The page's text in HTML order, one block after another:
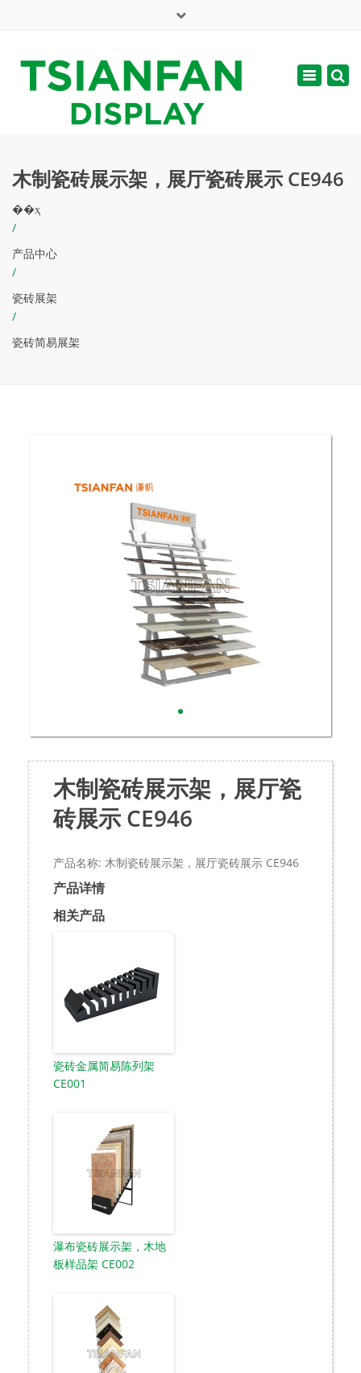
周一 - 周六: 7:00 - 17:00
Toggle
木制瓷砖展示架，展厅瓷砖展示 CE946
��ҳ
/
产品中心
/
瓷砖展架
/
瓷砖简易展架
木制瓷砖展示架，展厅瓷
砖展示 CE946
产品名称: 木制瓷砖展示架，展厅瓷砖展示 CE946
产品详情
相关产品
瓷砖金属简易陈列架
CE001
瀑布瓷砖展示架，木地
板样品架 CE002